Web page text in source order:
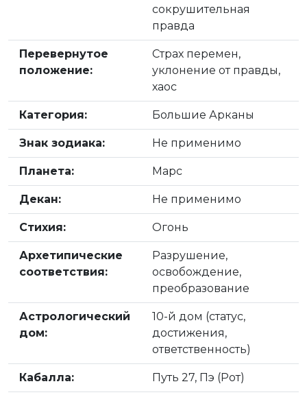
сокрушительная
правда
Перевернутое
положение:
Страх перемен,
уклонение от правды,
хаос
Категория: Большие Арканы
Знак зодиака: Не применимо
Планета: Марс
Декан: Не применимо
Стихия: Огонь
Архетипические
соответствия:
Разрушение,
освобождение,
преобразование
Астрологический
дом:
10-й дом (статус,
достижения,
ответственность)
Кабалла: Путь 27, Пэ (Рот)